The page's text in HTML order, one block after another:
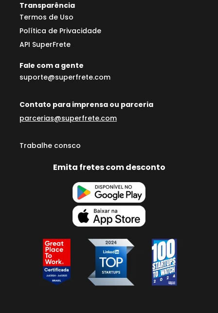
Transparência
Termos de Uso
Política de Privacidade
API SuperFrete
Fale com a gente
suporte@superfrete.com
Contato para imprensa ou parceria
parcerias@superfrete.com
Trabalhe consco
Emita fretes com desconto